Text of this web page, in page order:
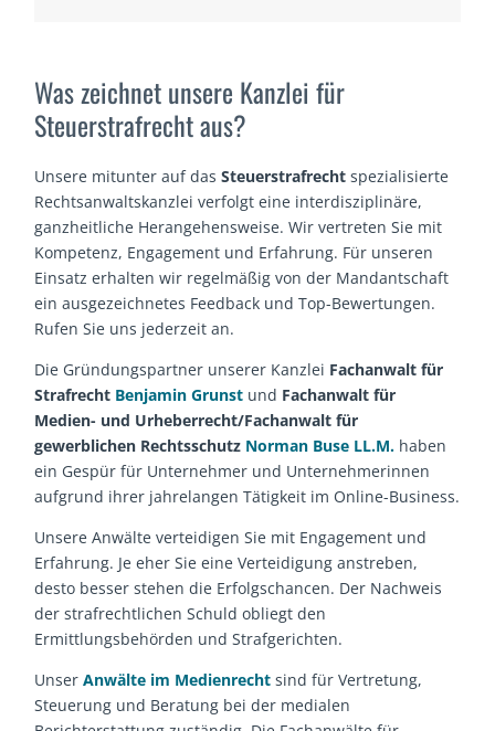
Was zeichnet unsere Kanzlei für
Steuerstrafrecht aus?
Unsere mitunter auf dasSteuerstrafrecht spezialisierte
Rechtsanwaltskanzlei verfolgt eine interdisziplinäre,
ganzheitliche Herangehensweise. Wir vertreten Sie mit
Kompetenz, Engagement und Erfahrung. Für unseren
Einsatz erhalten wir regelmäßig von der Mandantschaft
ein ausgezeichnetes Feedback und Top-Bewertungen.
Rufen Sie uns jederzeit an.
Die Gründungspartner unserer Kanzlei Fachanwalt für
Strafrecht Benjamin Grunst und Fachanwalt für
Medien- und Urheberrecht/Fachanwalt für
gewerblichen Rechtsschutz Norman Buse LL.M. haben
ein Gespür für Unternehmer und Unternehmerinnen
aufgrund ihrer jahrelangen Tätigkeit im Online-Business.
Unsere Anwälte verteidigen Sie mit Engagement und
Erfahrung. Je eher Sie eine Verteidigung anstreben,
desto besser stehen die Erfolgschancen. Der Nachweis
der strafrechtlichen Schuld obliegt den
Ermittlungsbehörden und Strafgerichten.
UnserAnwälte im Medienrecht sind für Vertretung,
Steuerung und Beratung bei der medialen